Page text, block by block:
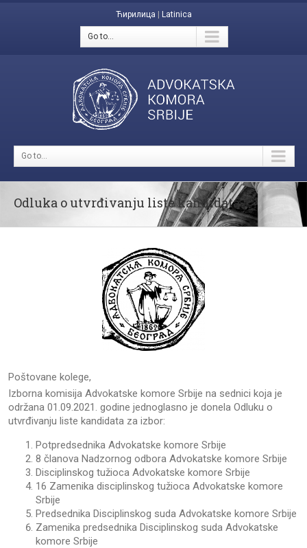
Ћирилица Latinica
Go to...
Go to...
Odluka o utvrđivanju liste kandidata
Poštovane kolege,
Izborna komisija Advokatske komore Srbije na sednici koja je
održana 01.09.2021. godine jednoglasno je donela Odluku o
utvrđivanju liste kandidata za izbor:
Potpredsednika Advokatske komore Srbije
8 članova Nadzornog odbora Advokatske komore Srbije
Disciplinskog tužioca Advokatske komore Srbije
16 Zamenika disciplinskog tužioca Advokatske komore
Srbije
Predsednika Disciplinskog suda Advokatske komore Srbije
Zamenika predsednika Disciplinskog suda Advokatske
komore Srbije